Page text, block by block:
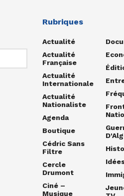
Rubriques
Actualité
Actualité
Française
Actualité
Internationale
Actualité
Nationaliste
Agenda
Boutique
Cédric Sans
Filtre
Cercle
Drumont
Ciné –
Musique